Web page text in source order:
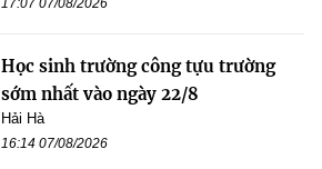
Học sinh trường công tựu trường
sớm nhất vào ngày 22/8
Hải Hà
16:14 07/08/2026